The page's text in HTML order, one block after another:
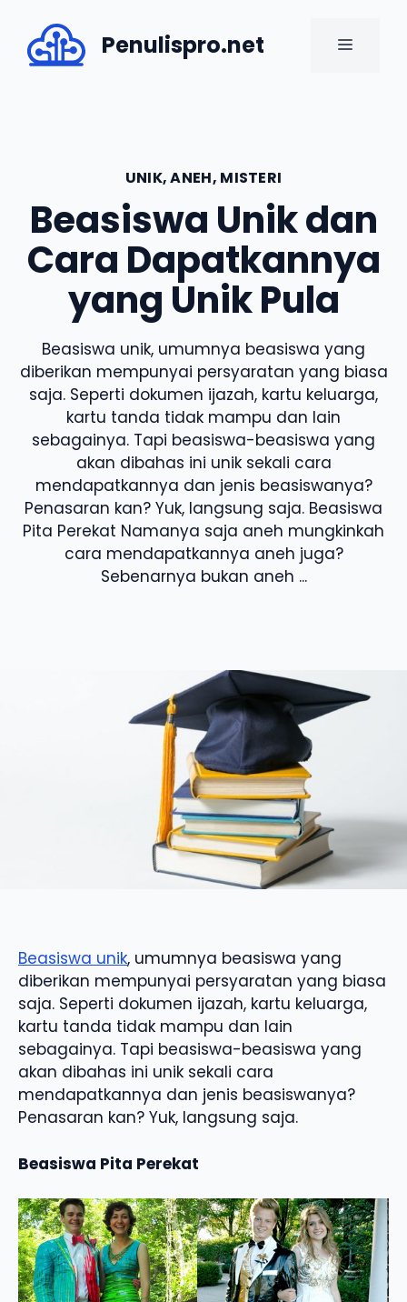
content
Penulispro.net MENU
UNIK, ANEH, MISTERI
Beasiswa Unik dan
Cara Dapatkannya
yang Unik Pula
Beasiswa unik, umumnya beasiswa yang
diberikan mempunyai persyaratan yang biasa
saja. Seperti dokumen ijazah, kartu keluarga,
kartu tanda tidak mampu dan lain
sebagainya. Tapi beasiswa-beasiswa yang
akan dibahas ini unik sekali cara
mendapatkannya dan jenis beasiswanya?
Penasaran kan? Yuk, langsung saja. Beasiswa
Pita Perekat Namanya saja aneh mungkinkah
cara mendapatkannya aneh juga?
Sebenarnya bukan aneh ...
Beasiswa unik, umumnya beasiswa yang
diberikan mempunyai persyaratan yang biasa
saja. Seperti dokumen ijazah, kartu keluarga,
kartu tanda tidak mampu dan lain
sebagainya. Tapi beasiswa-beasiswa yang
akan dibahas ini unik sekali cara
mendapatkannya dan jenis beasiswanya?
Penasaran kan? Yuk, langsung saja.
Beasiswa Pita Perekat